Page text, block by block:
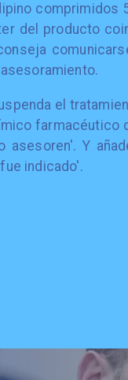
comprimidos
del producto
el
farmacéutico
asesoren'. Y
indicado'.